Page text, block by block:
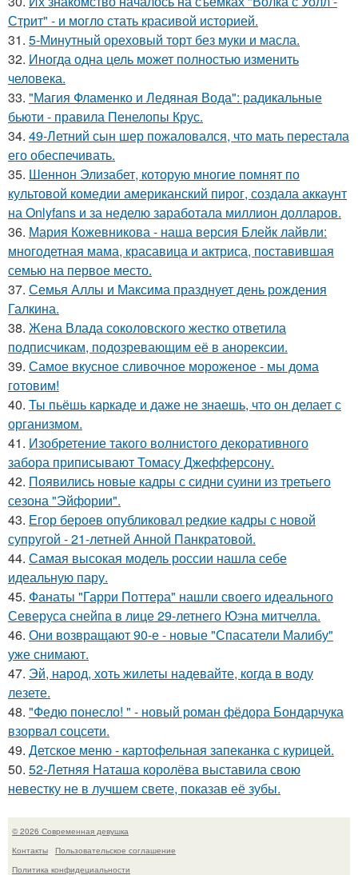
Стрит" - и могло стать красивой историей.
31. 5-Минутный ореховый торт без муки и масла.
32. Иногда одна цель может полностью изменить
человека.
33. "Магия Фламенко и Ледяная Вода": радикальные
бьюти - правила Пенелопы Крус.
34. 49-Летний сын шер пожаловался, что мать перестала
его обеспечивать.
35. Шеннон Элизабет, которую многие помнят по
культовой комедии американский пирог, создала аккаунт
на Onlyfans и за неделю заработала миллион долларов.
36. Мария Кожевникова - наша версия Блейк лайвли:
многодетная мама, красавица и актриса, поставившая
семью на первое место.
37. Семья Аллы и Максима празднует день рождения
Галкина.
38. Жена Влада соколовского жестко ответила
подписчикам, подозревающим её в анорексии.
39. Самое вкусное сливочное мороженое - мы дома
готовим!
40. Ты пьёшь каркаде и даже не знаешь, что он делает с
организмом.
41. Изобретение такого волнистого декоративного
забора приписывают Томасу Джефферсону.
42. Появились новые кадры с сидни суини из третьего
сезона "Эйфории".
43. Егор бероев опубликовал редкие кадры с новой
супругой - 21-летней Анной Панкратовой.
44. Самая высокая модель россии нашла себе
идеальную пару.
45. Фанаты "Гарри Поттера" нашли своего идеального
Северуса снейпа в лице 29-летнего Юэна митчелла.
46. Они возвращают 90-е - новые "Спасатели Малибу"
уже снимают.
47. Эй, народ, хоть жилеты надевайте, когда в воду
лезете.
48. "Федю понесло! " - новый роман фёдора Бондарчука
взорвал соцсети.
49. Детское меню - картофельная запеканка с курицей.
50. 52-Летняя Наташа королёва выставила свою
невестку не в лучшем свете, показав её зубы.
© 2026 Современная девушка
Контакты
Пользовательское соглашение
Политика конфидециальности